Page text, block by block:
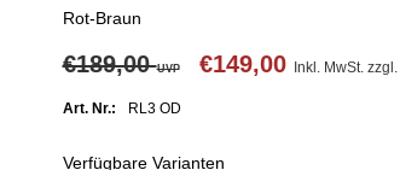
Rot-Braun
€189,00UVP €149,00 Inkl. MwSt. zzgl.
Art. Nr.: RL3 OD
Verfügbare Varianten